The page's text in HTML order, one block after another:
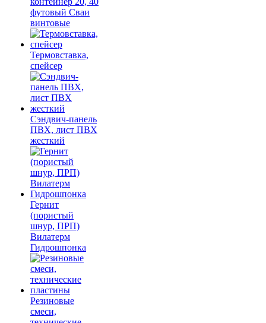
футовый Сваи
винтовые
Термовставка,
спейсер
Сэндвич-панель
ПВХ, лист ПВХ
жесткий
Гернит
(пористый
шнур, ПРП)
Вилатерм
Гидрошпонка
Резиновые
смеси,